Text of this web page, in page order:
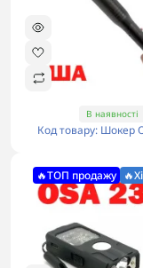
В наявності
Код товару: Шокер
🔥ТОП продажу